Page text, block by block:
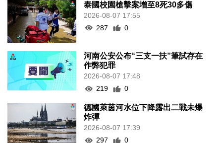
泰國校園槍擊案增至8死30多傷
2026-08-07 17:55
287
0
河南公安公布“三支一扶”筆試存在
作弊犯罪
2026-08-07 17:48
219
0
德國萊茵河水位下降露出二戰未爆
炸彈
2026-08-07 17:39
297
0